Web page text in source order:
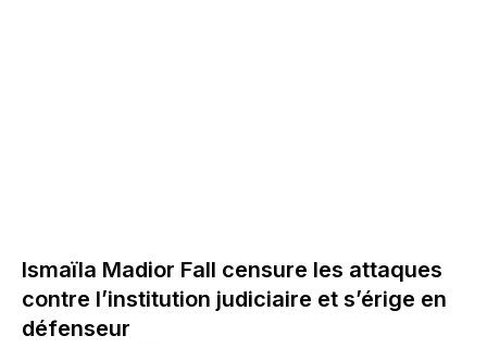
Ismaïla Madior Fall censure les attaques
contre l’institution judiciaire et s’érige en
défenseur